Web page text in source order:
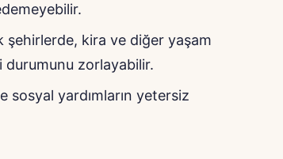
şehirlerde, kira ve diğer yaşam
durumunu zorlayabilir.
sosyal yardımların yetersiz